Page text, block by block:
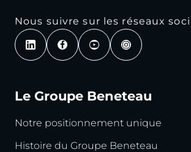
Nous suivre sur les réseaux
Le Groupe Beneteau
Notre positionnement unique
Histoire du Groupe Beneteau